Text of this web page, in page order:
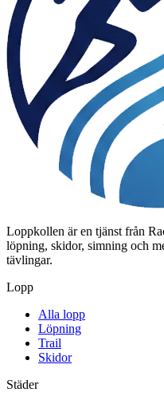
Loppkollen är en tjänst från
löpning, skidor, simning och
tävlingar.
Lopp
Alla lopp
Löpning
Trail
Skidor
Städer